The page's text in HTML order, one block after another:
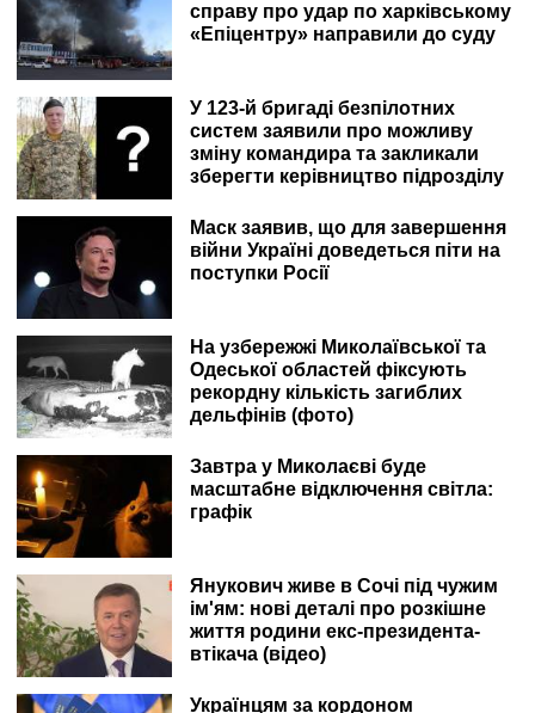
справу про удар по харківському
«Епіцентру» направили до суду
У 123-й бригаді безпілотних
систем заявили про можливу
зміну командира та закликали
зберегти керівництво підрозділу
Маск заявив, що для завершення
війни Україні доведеться піти на
поступки Росії
На узбережжі Миколаївської та
Одеської областей фіксують
рекордну кількість загиблих
дельфінів (фото)
Завтра у Миколаєві буде
масштабне відключення світла:
графік
Янукович живе в Сочі під чужим
ім'ям: нові деталі про розкішне
життя родини екс-президента-
втікача (відео)
Українцям за кордоном